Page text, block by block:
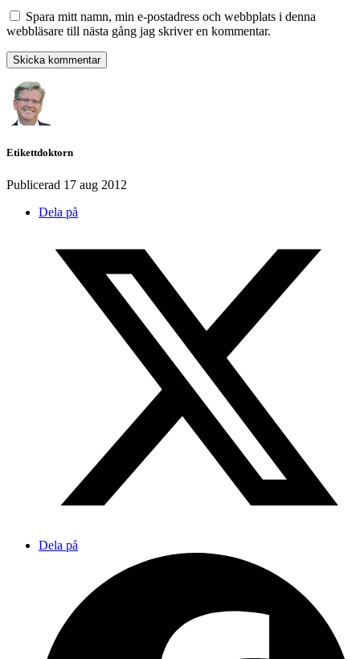
Spara mitt namn, min e-postadress och webbplats i denna
webbläsare till nästa gång jag skriver en kommentar.
Etikettdoktorn
Publicerad 17 aug 2012
Dela på
Dela på